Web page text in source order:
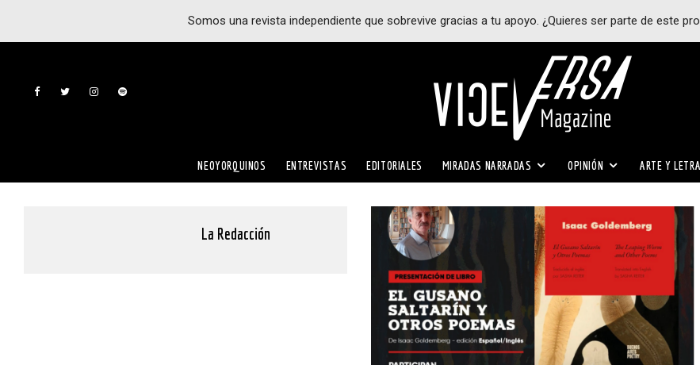
Somos una revista independiente que sobrevive gracias a tu apoyo. ¿Quieres ser parte de este
NEOYORQUINOS ENTREVISTAS EDITORIALES MIRADAS NARRADAS OPINIÓN ARTE Y
La Redacción